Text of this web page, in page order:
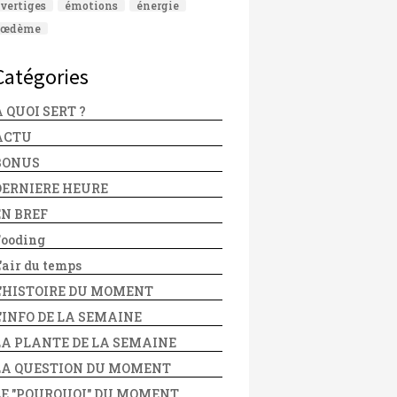
vertiges émotions
énergie
œdème
QUOI SERT ?
HEURE
BREF
du temps
DU MOMENT
DE LA SEMAINE
PLANTE DE LA SEMAINE
QUESTION DU MOMENT